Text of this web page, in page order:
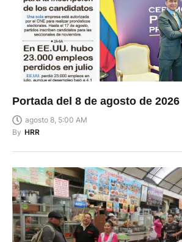
Portada del 8 de agosto de 2026
agosto 8, 5:00 AM
By HRR